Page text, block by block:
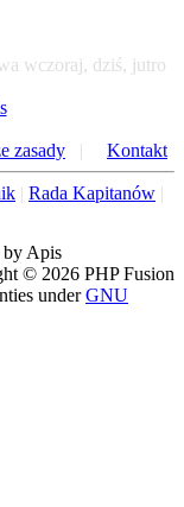
wczoraj, dziś, jutro
zasady | Kontakt
| Rada Kapitanów |
Apis
© 2026 PHP Fusion
underGNU